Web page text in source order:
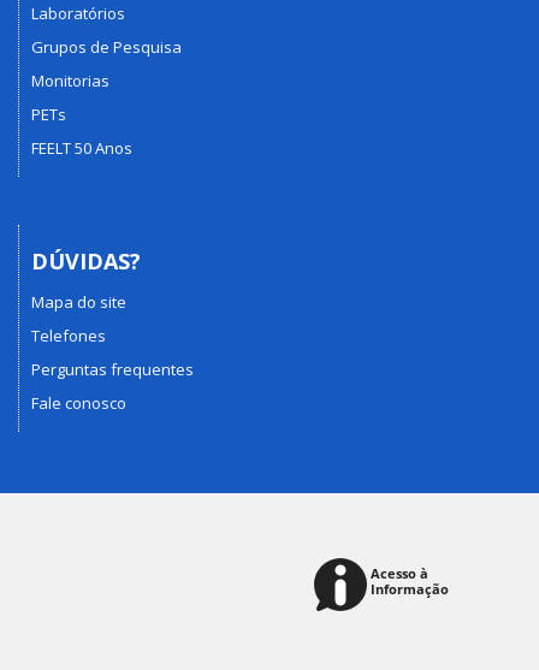
Laboratórios
Grupos de Pesquisa
Monitorias
PETs
FEELT 50 Anos
DÚVIDAS?
Mapa do site
Telefones
Perguntas frequentes
Fale conosco